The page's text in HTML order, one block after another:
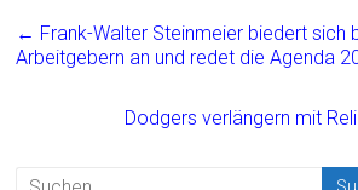
ce
b
o
ai
l
t
e
n
← Frank-Walter Steinmeier biedert sich
Arbeitgebern an und redet die Agenda
Dodgers verlängern mit